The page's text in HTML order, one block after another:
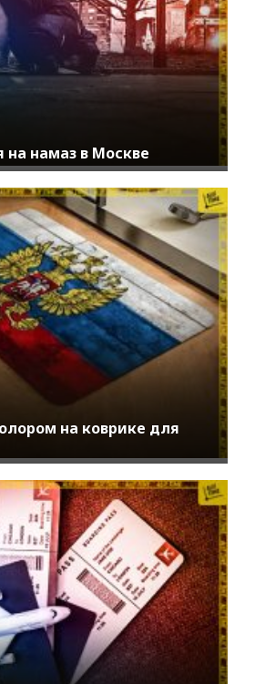
на намаз в Москве
на коврике для